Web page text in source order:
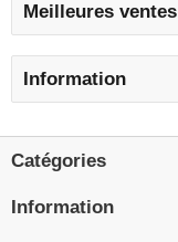
Meilleures ventes
Information
Catégories
Information